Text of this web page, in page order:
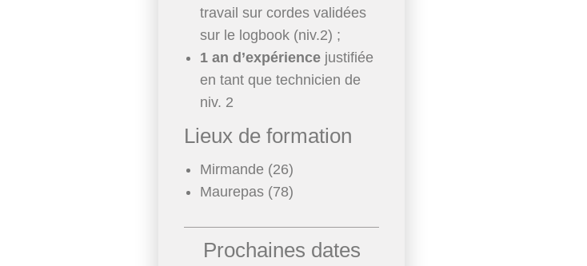
travail sur cordes validées
sur le logbook (niv.2) ;
1 an d’expérience justifiée
en tant que technicien de
niv. 2
Lieux de formation
Mirmande (26)
Maurepas (78)
Prochaines dates